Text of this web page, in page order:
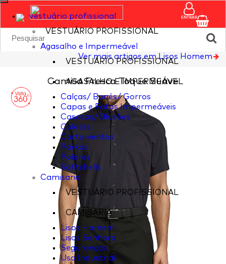
vestuário profissional
VESTUÁRIO PROFISSIONAL
Agasalho e Impermeável
VESTUÁRIO PROFISSIONAL
AGASALHO E IMPERMEÁVEL
Calças/ Bonés/ Gorros
Capas e Fatos Impermeáveis
Casacos/ Blusões
Coletes
Corta-ventos
Parkas
Polares
Softshells
Camisaria
VESTUÁRIO PROFISSIONAL
CAMISARIA
Lisos Homem
Lisos Senhora
Seguranças
Uso Industrial
ENTRAR
Ver mais artigos em Lisos Homem
Camisa Fresca Toque Suave